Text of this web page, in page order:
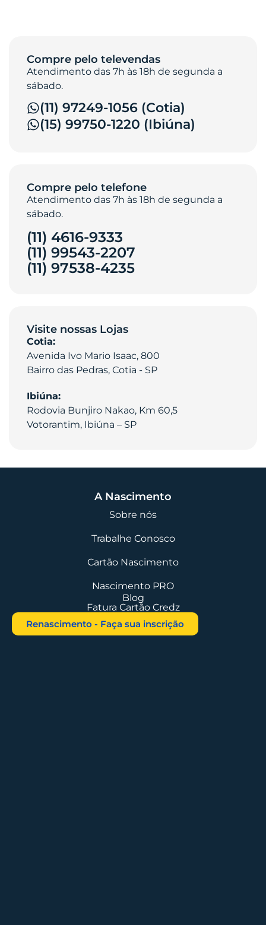
Compre pelo televendas
Atendimento das 7h às 18h de segunda a
sábado.
(11) 97249-1056 (Cotia)
(15) 99750-1220 (Ibiúna)
Compre pelo telefone
Atendimento das 7h às 18h de segunda a
sábado.
(11) 4616-9333
(11) 99543-2207
(11) 97538-4235‎
Visite nossas Lojas
Cotia:
Avenida Ivo Mario Isaac, 800
Bairro das Pedras, Cotia - SP
Ibiúna:
Rodovia Bunjiro Nakao, Km 60,5
Votorantim, Ibiúna – SP
A Nascimento
Sobre nós
Trabalhe Conosco
Cartão Nascimento
Nascimento PRO
Blog
Fatura Cartão Credz
Renascimento - Faça sua inscrição